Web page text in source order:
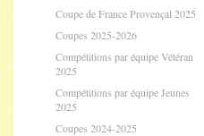
Coupe de France Provençal 2025
Coupes 2025-2026
Compétitions par équipe Vétéran
2025
Compétitions par équipe Jeunes
2025
Coupes 2024-2025